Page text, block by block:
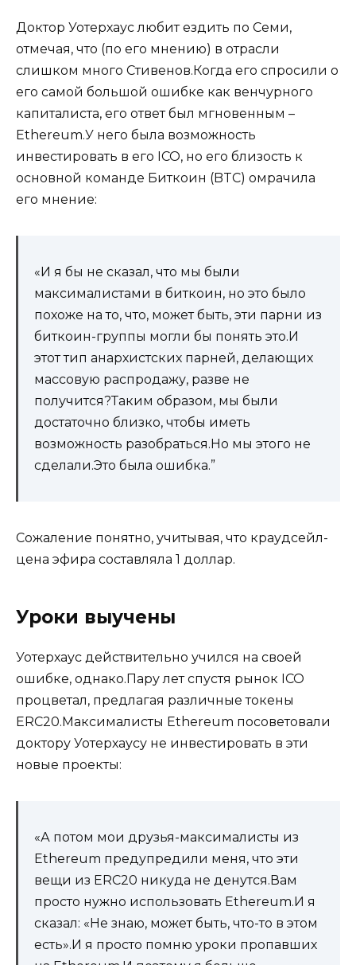
Доктор Уотерхаус любит ездить по Семи,
отмечая, что (по его мнению) в отрасли
слишком много Стивенов.Когда его спросили о
его самой большой ошибке как венчурного
капиталиста, его ответ был мгновенным –
Ethereum.У него была возможность
инвестировать в его ICO, но его близость к
основной команде Биткоин (BTC) омрачила
его мнение:
«И я бы не сказал, что мы были
максималистами в биткоин, но это было
похоже на то, что, может быть, эти парни из
биткоин-группы могли бы понять это.И
этот тип анархистских парней, делающих
массовую распродажу, разве не
получится?Таким образом, мы были
достаточно близко, чтобы иметь
возможность разобраться.Но мы этого не
сделали.Это была ошибка.”
Сожаление понятно, учитывая, что краудсейл-
цена эфира составляла 1 доллар.
Уроки выучены
Уотерхаус действительно учился на своей
ошибке, однако.Пару лет спустя рынок ICO
процветал, предлагая различные токены
ERC20.Максималисты Ethereum посоветовали
доктору Уотерхаусу не инвестировать в эти
новые проекты:
«А потом мои друзья-максималисты из
Ethereum предупредили меня, что эти
вещи из ERC20 никуда не денутся.Вам
просто нужно использовать Ethereum.И я
сказал: «Не знаю, может быть, что-то в этом
есть».И я просто помню уроки пропавших